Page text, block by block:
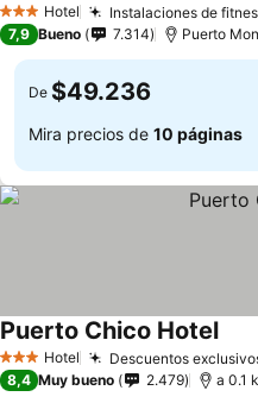
3 Estrellas
Hotel Instalaciones de
7,9 Bueno 7.314 Puerto
De $49.236
Mira precios de 10 páginas
3 Estrellas
Hotel Descuentos
Puerto Chico HotelVer
8,4 Muy bueno 2.479 a 0.1